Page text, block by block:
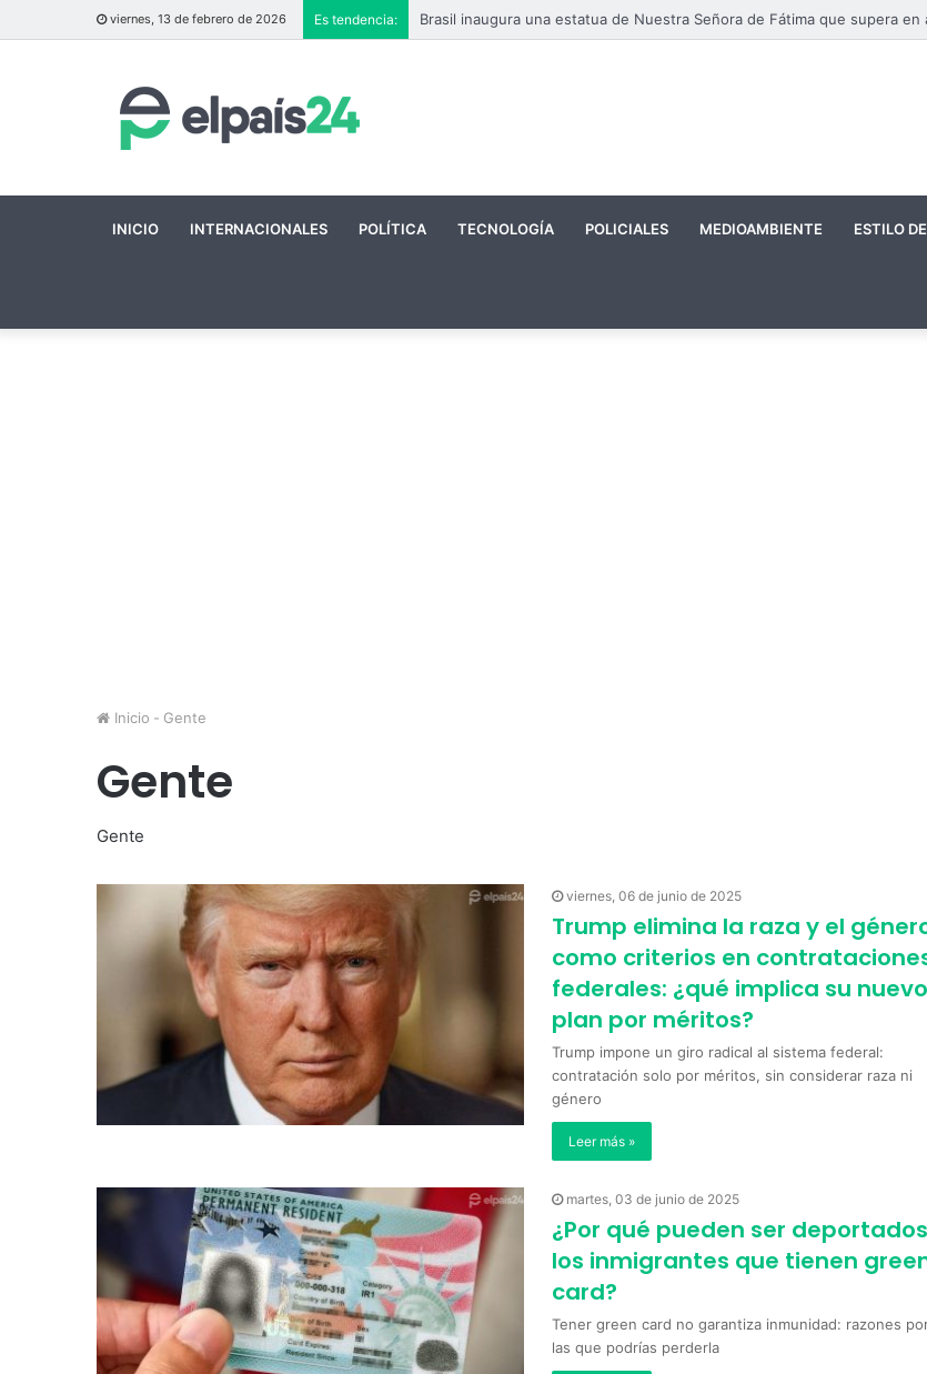
viernes, 13 de febrero de 2026 Es tendencia:
INICIO INTERNACIONALES POLÍTICA TECNOLOGÍA POLICIALES MEDIOAMBIENTE ESTILO
Inicio - Gente
Gente
Gente
viernes, 06 de junio de 2025
Trump elimina la raza y el
como criterios en
federales: ¿qué implica su nuevo
plan por méritos?
Trump impone un giro radical al sistema federal:
contratación solo por méritos, sin considerar raza ni
género
Leer más »
martes, 03 de junio de 2025
¿Por qué pueden ser deportados
los inmigrantes que tienen
card?
Tener green card no garantiza inmunidad: razones
las que podrías perderla